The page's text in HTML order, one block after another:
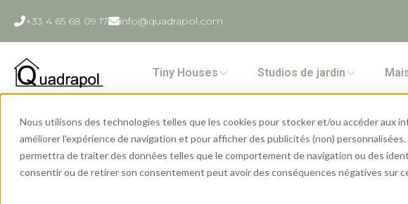
Nous utilisons des technologies telles que les cookies pour stocker et/ou accéder aux
améliorer l'expérience de navigation et pour afficher des publicités (non)
permettra de traiter des données telles que le comportement de navigation ou des
consentir ou de retirer son consentement peut avoir des conséquences négatives sur
+33 4 65 68 09 17 info@quadrapol.com
Tiny Houses Studios de jardin
Votre devis